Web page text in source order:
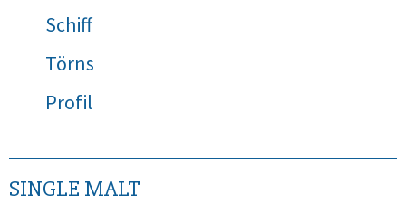
Schiff
Törns
Profil
SINGLE MALT